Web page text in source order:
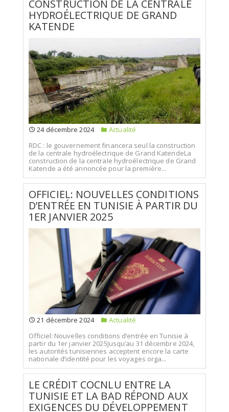
CONSTRUCTION DE LA CENTRALE
HYDROÉLECTRIQUE DE GRAND
KATENDE
24 décembre 2024
Actualité
RDC : le gouvernement financera seul la construction
de la centrale hydroélectrique de Grand KatendeLa
construction de la centrale hydroélectrique de Grand
Katende a été annoncée pour la première...
OFFICIEL: NOUVELLES CONDITIONS
D’ENTRÉE EN TUNISIE À PARTIR DU
1ER JANVIER 2025
21 décembre 2024
Actualité
Officiel: Nouvelles conditions d’entrée en Tunisie à
partir du 1er janvier 2025Jusqu’au 31 décembre 2024,
les autorités tunisiennes acceptent encore la carte
nationale d’identité pour les voyages orga...
LE CRÉDIT COCNLU ENTRE LA
TUNISIE ET LA BAD RÉPOND AUX
EXIGENCES DU DÉVELOPPEMENT